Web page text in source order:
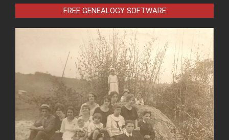
FREE GENEALOGY SOFTWARE